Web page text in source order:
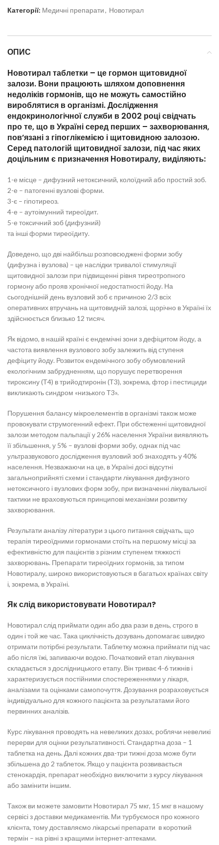
Категорії: Медичні препарати, Новотирал
ОПИС
Новотирал таблетки – це гормон щитовидної
залози. Вони працюють шляхом доповнення
недоліків гормонів, що не можуть самостійно
вироблятися в організмі. Дослідження
ендокринологічної служби в 2002 році свідчать
про те, що в Україні серед перших – захворювання,
пов’язані з гіпоглікемією і щитовидною залозою.
Серед патологій щитовидної залози, під час яких
доцільним є призначення Новотиралу, виділяють:
1-е місце – дифузний нетоксичний, колоїдний або простий зоб.
2-е – патогенні вузлові форми.
3-є – гіпотиреоз.
4-е – аутоімунний тиреоїдит.
5-е токсичний зоб (дифузний)
та інші форми тиреоїдиту.
Доведено, що дві найбільш розповсюджені форми зобу
(дифузна і вузлова) – це наслідки тривалої стимуляції
щитовидної залози при підвищенні рівня тиреотропного
гормону або прояв хронічної недостатності йоду. На
сьогоднішній день вузловий зоб є причиною 2/3 всіх
оперативних втручань на щитовидній залозі, щорічно в Україні їх
здійснюється близько 12 тисяч.
Як відомо, в нашій країні є ендемічні зони з дефіцитом йоду, а
частота виявлення вузлового зобу залежить від ступеня
дефіциту йоду. Розвиток ендемічного зобу обумовлений
екологічним забрудненням, що порушує перетворення
тироксину (Т4) в трийодтиронін (Т3), зокрема, фтор і пестициди
викликають синдром «низького Т3».
Порушення балансу мікроелементів в організмі також може
провокувати струмогенний ефект. При обстеженні щитовидної
залози методом пальпації у 26% населення України виявляють
її збільшення, у 5% – вузлові форми зобу, однак під час
ультразвукового дослідження вузловий зоб знаходять у 40%
населення. Незважаючи на це, в Україні досі відсутні
загальноприйняті схеми і стандарти лікування дифузного
нетоксичного і вузлових форм зобу, при визначенні лікувальної
тактики не враховуються принципові механізми розвитку
захворювання.
Результати аналізу літератури з цього питання свідчать, що
терапія тиреоїдними гормонами стоїть на першому місці за
ефективністю для пацієнтів з різним ступенем тяжкості
захворювань. Препарати тиреоїдних гормонів, за типом
Новотиралу, широко використовуються в багатьох країнах світу
і, зокрема, в Україні.
Як слід використовувати Новотирал?
Новотирал слід приймати один або два рази в день, строго в
один і той же час. Така циклічність дозувань допомагає швидко
отримати потірбні результати. Таблетку можна приймати під час
або після їжі, запиваючи водою. Початковий етап лікування
складається з дослідницького етапу. Він триває 4-6 тижнів і
характеризується постійними спостереженнями у лікаря,
аналізами та оцінками самопочуття. Дозування розраховується
індивідуально для кожного пацієнта за результатами його
первинних аналізів.
Курс лікування проводять на невеликих дозах, роблячи невеликі
перерви для оцінки результативності. Стандартна доза – 1
таблетка на день. Далі кожних два-три тижні доза може бути
збільшена до 2 таблеток. Якщо у пацієнта розвивається
стенокардія, препарат необхідно виключити з курсу лікування
або замінити іншим.
Також ви можете замовити Новотирал 75 мкг, 15 мкг в нашому
сервісі з доставки медикаментів. Ми турбуємося про кожного
клієнта, тому доставляємо лікарські препарати в короткий
термін – на рівні з кращими інтернет-аптеками.